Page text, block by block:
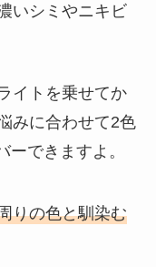
いシミやニキビ
イトを乗せてか
みに合わせて2色
できますよ。
りの色と馴染む